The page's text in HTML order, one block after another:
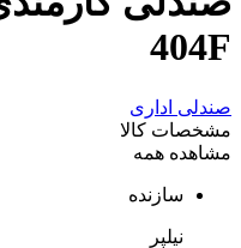
404F
صندلی اداری
مشخصات کالا
مشاهده همه
سازنده
نیلپر